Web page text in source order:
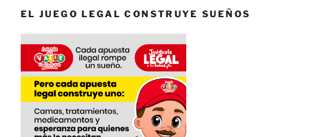
EL JUEGO LEGAL CONSTRUYE SUEÑOS